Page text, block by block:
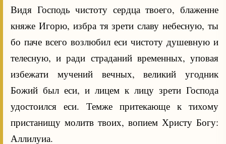
Видя Господь чистоту сердца твоего, блаженне
княже Игорю, избра тя зрети славу небесную, ты
бо паче всего возлюбил еси чистоту душевную и
телесную, и ради страданий временных, уповая
избежати мучений вечных, великий угодник
Божий был еси, и лицем к лицу зрети Господа
удостоился еси. Темже притекающе к тихому
пристанищу молитв твоих, вопием Христу Богу:
Аллилуиа.